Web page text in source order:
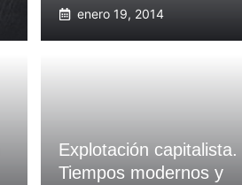
enero 19, 2014
Explotación capitalista.
Tiempos modernos y